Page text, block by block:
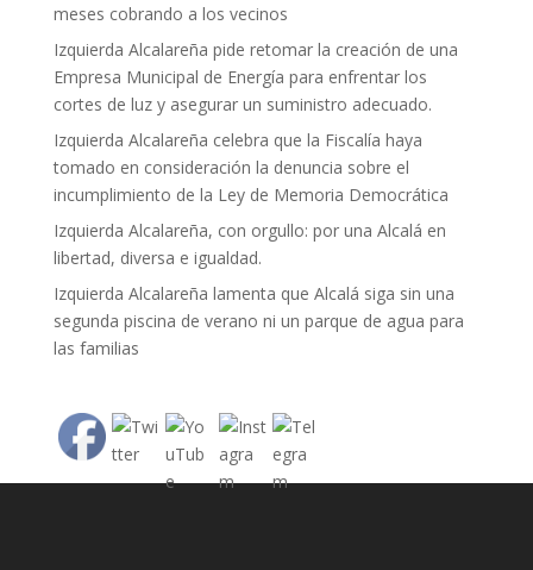
meses cobrando a los vecinos
Izquierda Alcalareña pide retomar la creación de una
Empresa Municipal de Energía para enfrentar los
cortes de luz y asegurar un suministro adecuado.
Izquierda Alcalareña celebra que la Fiscalía haya
tomado en consideración la denuncia sobre el
incumplimiento de la Ley de Memoria Democrática
Izquierda Alcalareña, con orgullo: por una Alcalá en
libertad, diversa e igualdad.
Izquierda Alcalareña lamenta que Alcalá siga sin una
segunda piscina de verano ni un parque de agua para
las familias